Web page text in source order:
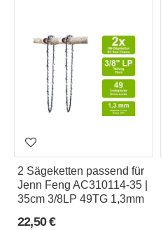
2 Sägeketten passend für
Jenn Feng AC310114-35 |
35cm 3/8LP 49TG 1,3mm
22,50 €